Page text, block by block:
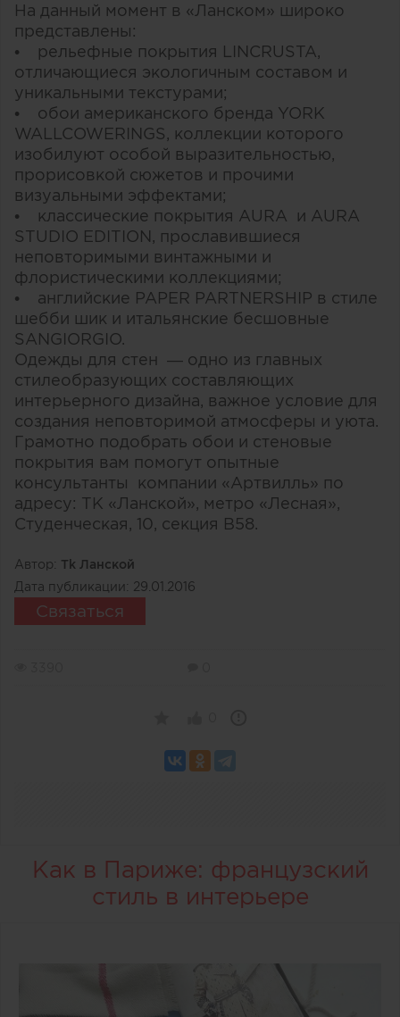
На данный момент в «Ланском» широко
представлены:
• рельефные покрытия LINCRUSTA,
отличающиеся экологичным составом и
уникальными текстурами;
• обои американского бренда YORK
WALLCOWERINGS, коллекции которого
изобилуют особой выразительностью,
прорисовкой сюжетов и прочими
визуальными эффектами;
• классические покрытия AURA и AURA
STUDIO EDITION, прославившиеся
неповторимыми винтажными и
флористическими коллекциями;
• английские PAPER PARTNERSHIP в стиле
шебби шик и итальянские бесшовные
SANGIORGIO.
Одежды для стен — одно из главных
стилеобразующих составляющих
интерьерного дизайна, важное условие для
создания неповторимой атмосферы и уюта.
Грамотно подобрать обои и стеновые
покрытия вам помогут опытные
консультанты компании «Артвилль» по
адресу: ТК «Ланской», метро «Лесная»,
Студенческая, 10, секция В58.
Автор: Тk Ланской
Дата публикации: 29.01.2016
Связаться
Как в Париже: французский
стиль в интерьере